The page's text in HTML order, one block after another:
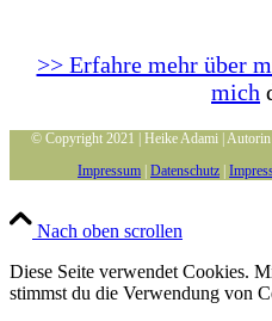
>> Erfahre mehr über
mich
© Copyright 2021 | Heike Adami |
Impressum | Datenschutz |
Nach oben scrollen
Diese Seite verwendet Cookies.
stimmst du die Verwendung von